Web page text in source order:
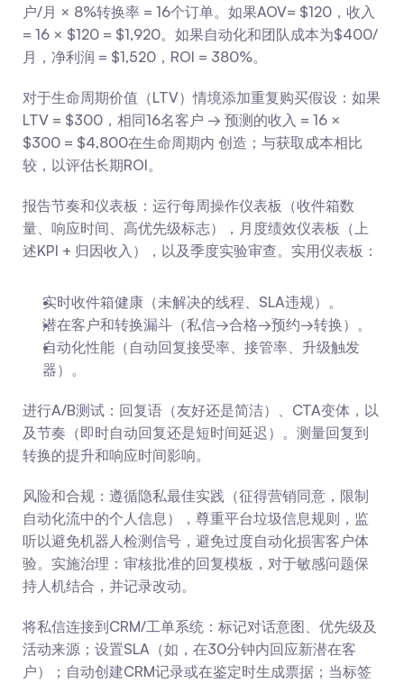
户/月 × 8%转换率 = 16个订单。如果AOV= $120，收入
= 16 × $120 = $1,920。如果自动化和团队成本为$400/
月，净利润 = $1,520，ROI = 380%。
对于生命周期价值（LTV）情境添加重复购买假设：如果
LTV = $300，相同16名客户 → 预测的收入 = 16 ×
$300 = $4,800在生命周期内 创造；与获取成本相比
较，以评估长期ROI。
报告节奏和仪表板：运行每周操作仪表板（收件箱数
量、响应时间、高优先级标志），月度绩效仪表板（上
述KPI + 归因收入），以及季度实验审查。实用仪表板：
实时收件箱健康（未解决的线程、SLA违规）。
潜在客户和转换漏斗（私信→合格→预约→转换）。
自动化性能（自动回复接受率、接管率、升级触发
器）。
进行A/B测试：回复语（友好还是简洁）、CTA变体，以
及节奏（即时自动回复还是短时间延迟）。测量回复到
转换的提升和响应时间影响。
风险和合规：遵循隐私最佳实践（征得营销同意，限制
自动化流中的个人信息），尊重平台垃圾信息规则，监
听以避免机器人检测信号，避免过度自动化损害客户体
验。实施治理：审核批准的回复模板，对于敏感问题保
持人机结合，并记录改动。
将私信连接到CRM/工单系统：标记对话意图、优先级及
活动来源；设置SLA（如，在30分钟内回应新潜在客
户）；自动创建CRM记录或在鉴定时生成票据；当标签